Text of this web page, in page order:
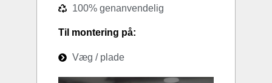
100% genanvendelig
Til montering på:
Væg / plade